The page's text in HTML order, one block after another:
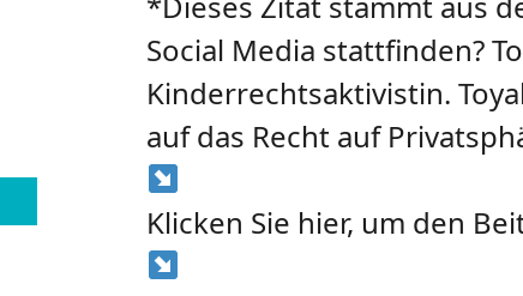
Social Media stattfinden?
Kinderrechtsaktivistin.
auf das Recht auf
Klicken Sie hier, um den